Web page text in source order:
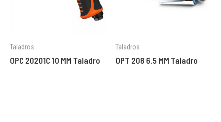
Taladros
OPC 20201C 10 MM Taladro
Taladros
OPT 208 6.5 MM Taladro